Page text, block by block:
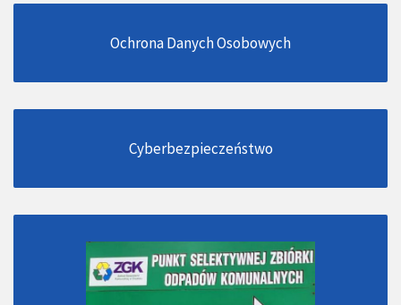
Ochrona Danych Osobowych
Cyberbezpieczeństwo